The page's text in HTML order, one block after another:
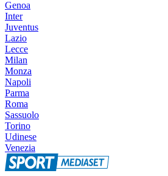
Genoa
Inter
Juventus
Lazio
Lecce
Milan
Monza
Napoli
Parma
Roma
Sassuolo
Torino
Udinese
Venezia